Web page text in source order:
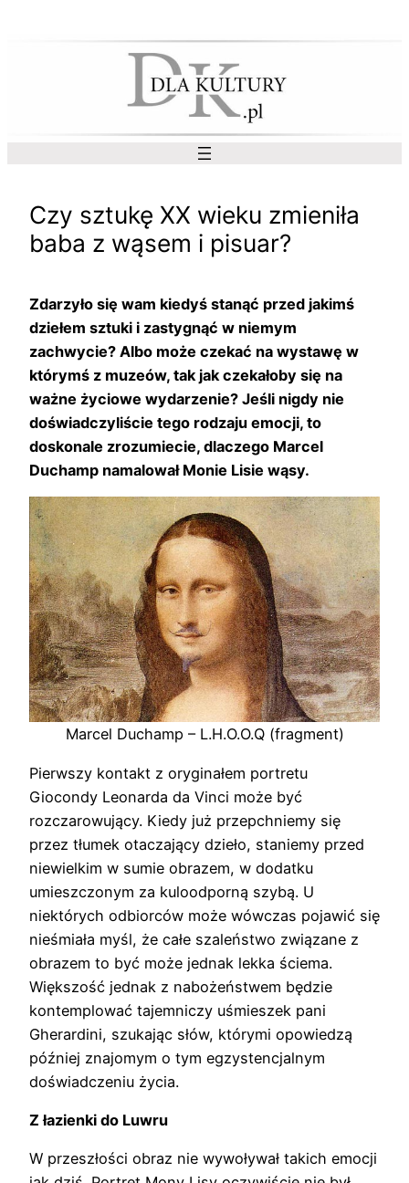
Czy sztukę XX wieku zmieniła
baba z wąsem i pisuar?
Zdarzyło się wam kiedyś stanąć przed jakimś
dziełem sztuki i zastygnąć w niemym
zachwycie? Albo może czekać na wystawę w
którymś z muzeów, tak jak czekałoby się na
ważne życiowe wydarzenie? Jeśli nigdy nie
doświadczyliście tego rodzaju emocji, to
doskonale zrozumiecie, dlaczego Marcel
Duchamp namalował Monie Lisie wąsy.
Marcel Duchamp – L.H.O.O.Q (fragment)
Pierwszy kontakt z oryginałem portretu
Giocondy Leonarda da Vinci może być
rozczarowujący. Kiedy już przepchniemy się
przez tłumek otaczający dzieło, staniemy przed
niewielkim w sumie obrazem, w dodatku
umieszczonym za kuloodporną szybą. U
niektórych odbiorców może wówczas pojawić się
nieśmiała myśl, że całe szaleństwo związane z
obrazem to być może jednak lekka ściema.
Większość jednak z nabożeństwem będzie
kontemplować tajemniczy uśmieszek pani
Gherardini, szukając słów, którymi opowiedzą
później znajomym o tym egzystencjalnym
doświadczeniu życia.
Z łazienki do Luwru
W przeszłości obraz nie wywoływał takich emocji